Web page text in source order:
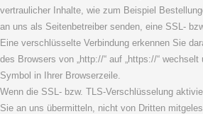
vertraulicher Inhalte, wie zum Beispiel
an uns als Seitenbetreiber senden, eine SSL-
Eine verschlüsselte Verbindung erkennen Sie
des Browsers von „http://“ auf „https://“
Symbol in Ihrer Browserzeile.
Wenn die SSL- bzw. TLS-Verschlüsselung
Sie an uns übermitteln, nicht von Dritten